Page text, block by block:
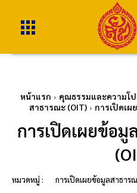
หน้าแรก คุณธรรมและความโป
สาธารณะ (OIT)
การเปิดเผ
การเปิดเผยข้อ
หมวดหมู่ : การเปิดเผยข้อมูลสาธาร